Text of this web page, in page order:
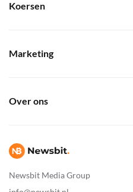
Newsbit Media Group
Koersen
Marketing
Over ons